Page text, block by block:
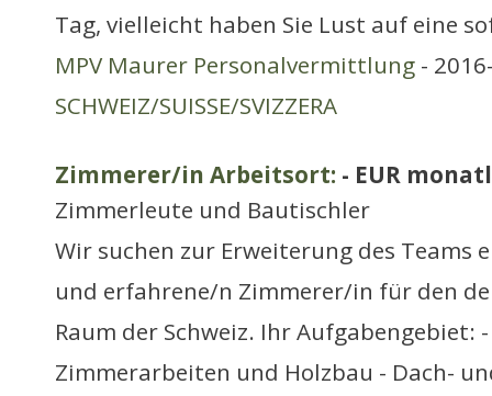
Tag, vielleicht haben Sie Lust auf eine
MPV Maurer Personalvermittlung -
SCHWEIZ/SUISSE/SVIZZERA
Zimmerer/in Arbeitsort: - EUR
Zimmerleute und Bautischler
Wir suchen zur Erweiterung des Teams
und erfahrene/n Zimmerer/in für den
Raum der Schweiz. Ihr Aufgabengebiet:
Zimmerarbeiten und Holzbau - Dach-